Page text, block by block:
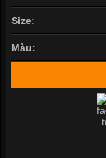
Size:
Màu: